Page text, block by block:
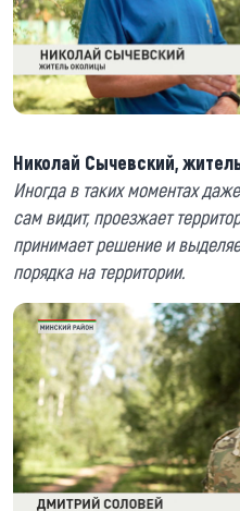
Николай Сычевский,
Иногда в таких моментах
сам видит, проезжает
принимает решение и
порядка на территории.